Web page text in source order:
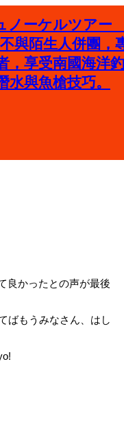
良かったとの声が最後
ばもうみなさん、はし